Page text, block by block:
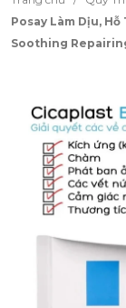
Posay Làm Dịu,
Soothing